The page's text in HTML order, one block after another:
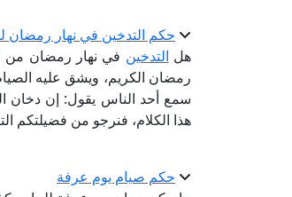
حكم التدخين في نهار رمضان
هل التدخين في نهار رمضان من
رمضان الكريم، ويشق عليه
سمع أحد الناس يقول: إن دخان
هذا الكلام، فنرجو من فضيلتكم
حكم صيام يوم عرفة